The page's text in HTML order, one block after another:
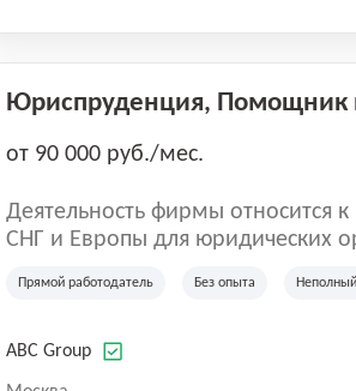
Юриспруденция, Помощник
от 90 000 руб./мес.
Деятельность фирмы относится
СНГ и Европы для юридических
Прямой работодатель Без опыта
ABC Group